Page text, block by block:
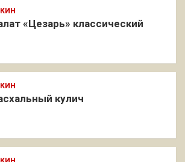
«Цезарь» классический
кулич